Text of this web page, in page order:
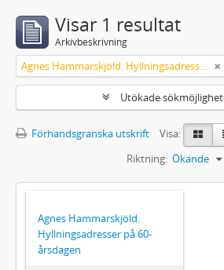
Visar 1 resultat
Arkivbeskrivning
Agnes Hammarskjöld. Hyllningsadresser på 60-årsdagen
Utökade
Förhandsgranska utskrift
Visa:
Riktning: Ökande
Agnes Hammarskjöld.
Hyllningsadresser på 60-
årsdagen